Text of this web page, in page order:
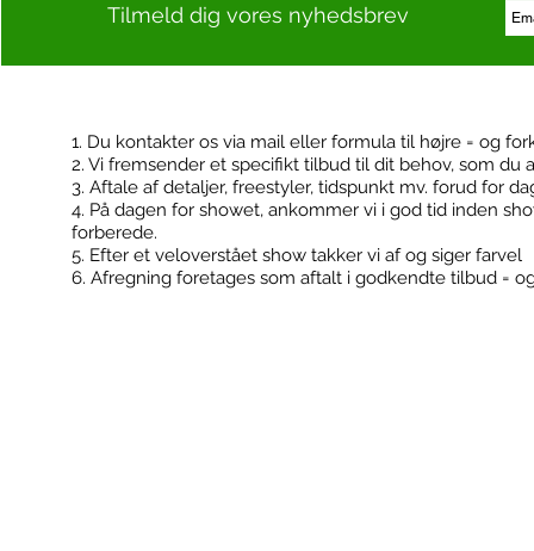
Tilmeld dig vores nyhedsbrev
Kontakt Booking
1. Du kontakter os via mail eller formula til højre = og
2. Vi fremsender et specifikt tilbud til dit behov, som du
3. Aftale af detaljer, freestyler, tidspunkt mv. forud for
4. På dagen for showet, ankommer vi i god tid inden
forberede.
5. Efter et veloverstået show takker vi af og siger farvel
6. Afregning foretages som aftalt i godkendte tilbud =